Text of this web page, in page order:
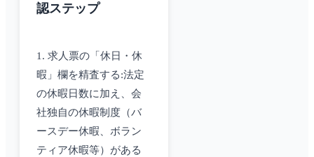
認ステップ
1. 求人票の「休日・休
暇」欄を精査する:法定
の休暇日数に加え、会
社独自の休暇制度（バ
ースデー休暇、ボラン
ティア休暇等）がある